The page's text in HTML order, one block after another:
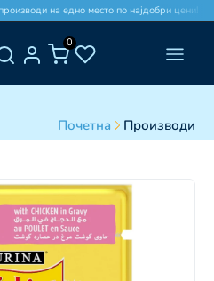
на едно место по најдобри цени!
0
Почетна
Производи